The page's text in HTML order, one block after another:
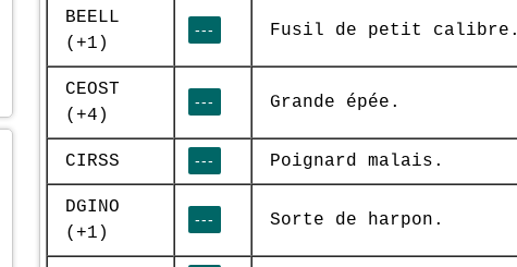
BEELL
(+1)
--- Fusil de petit calibre.
CEOST
(+4)
--- Grande épée.
CIRSS --- Poignard malais.
DGINO
(+1)
--- Sorte de harpon.